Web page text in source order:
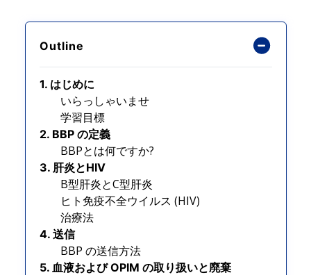
Outline
1. はじめに
いらっしゃいませ
学習目標
2. BBP の定義
BBPとは何ですか?
3. 肝炎とHIV
B型肝炎とC型肝炎
ヒト免疫不全ウイルス (HIV)
治療法
4. 送信
BBP の送信方法
5. 血液および OPIM の取り扱いと廃棄